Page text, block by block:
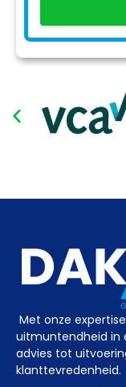
Met onze
uitmuntendheid in
advies tot
klanttevredenheid.